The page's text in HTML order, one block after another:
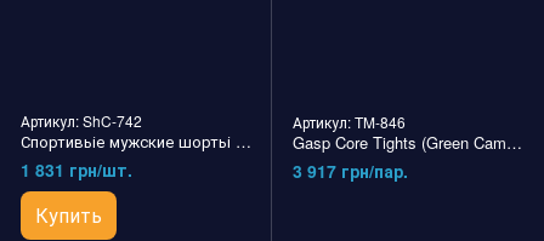
Артикул: ShC-742
Спортивьіе мужские шортьі Norton Seamless Short (Black) Gorilla Wear
1 831 грн/шт.
Купить
Артикул: TM-846
Gasp Core Tights (Green Camo) мужские спортивные тайтсы для бодибилдинга.
3 917 грн/пар.